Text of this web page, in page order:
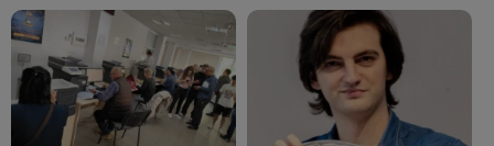
pentru instaurarea
„cenzurii” pe platforma X